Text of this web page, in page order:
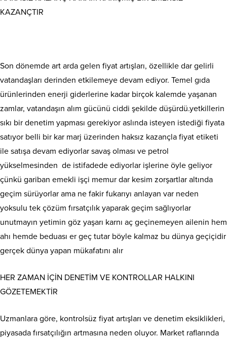
KAZANÇTIR
Son dönemde art arda gelen fiyat artışları, özellikle dar gelirli
vatandaşları derinden etkilemeye devam ediyor. Temel gıda
ürünlerinden enerji giderlerine kadar birçok kalemde yaşanan
zamlar, vatandaşın alım gücünü ciddi şekilde düşürdü.yetkillerin
sıkı bir denetim yapması gerekiyor aslında isteyen istediği fiyata
satıyor belli bir kar marj üzerinden haksız kazançla fiyat etiketi
ile satışa devam ediyorlar savaş olması ve petrol
yükselmesinden de istifadede ediyorlar işlerine öyle geliyor
çünkü gariban emekli işçi memur dar kesim zorşartlar altında
geçim sürüyorlar ama ne fakir fukarıyı anlayan var neden
yoksulu tek çözüm fırsatçılık yaparak geçim sağlıyorlar
unutmayın yetimin göz yaşarı karnı aç geçinemeyen ailenin hem
ahı hemde beduası er geç tutar böyle kalmaz bu dünya geçiçidir
gerçek dünya yapan mükafatını alır
HER ZAMAN İÇİN DENETİM VE KONTROLLAR HALKINI
GÖZETEMEKTİR
Uzmanlara göre, kontrolsüz fiyat artışları ve denetim eksiklikleri,
piyasada fırsatçılığın artmasına neden oluyor. Market raflarında